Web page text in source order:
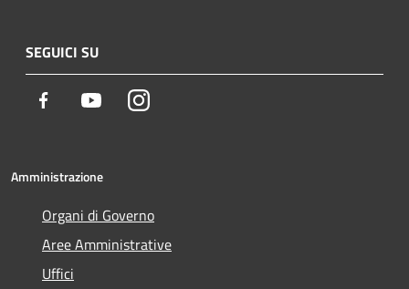
SEGUICI SU
Facebook YoutubeInstagram
Amministrazione
Organi di Governo
Aree Amministrative
Uffici